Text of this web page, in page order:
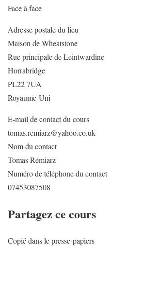
Face à face
Adresse postale du lieu
Maison de Wheatstone
Rue principale de Leintwardine
Horrabridge
PL22 7UA
Royaume-Uni
E-mail de contact du cours
tomas.remiarz@yahoo.co.uk
Nom du contact
Tomas Rémiarz
Numéro de téléphone du contact
07453087508
Partagez ce cours
Copié dans le presse-papiers